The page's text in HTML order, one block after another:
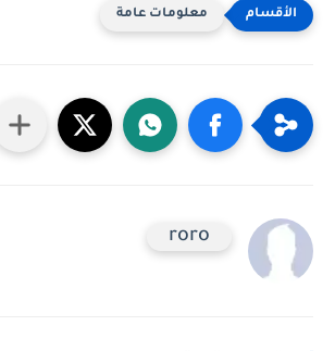
معلومات عامة
roro